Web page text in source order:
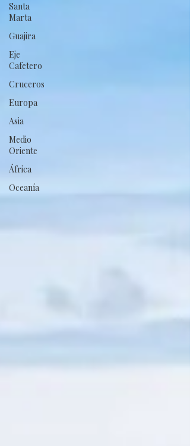
Santa
Marta
Guajira
Eje
Cafetero
Cruceros
Europa
Asia
Medio
Oriente
África
Oceanía